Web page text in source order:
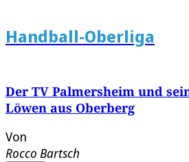
Handball-Oberliga
Der TV Palmersheim und
Löwen aus Oberberg
Von
Rocco Bartsch